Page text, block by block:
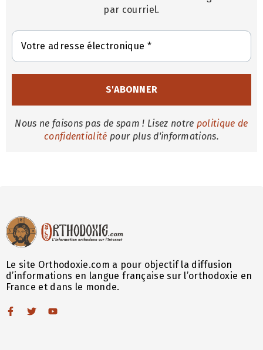
par courriel.
Nous ne faisons pas de spam ! Lisez notre politique de
confidentialité pour plus d'informations.
Le site Orthodoxie.com a pour objectif la diffusion
d’informations en langue française sur l’orthodoxie en
France et dans le monde.